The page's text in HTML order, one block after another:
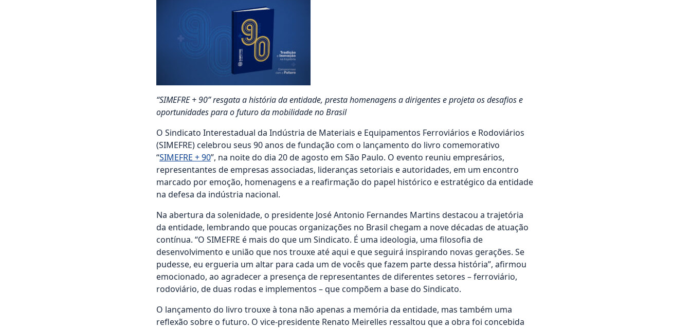
“SIMEFRE + 90” resgata a história da entidade, presta homenagens a dirigentes e projeta os desafios e
oportunidades para o futuro da mobilidade no Brasil
O Sindicato Interestadual da Indústria de Materiais e Equipamentos Ferroviários e Rodoviários
(SIMEFRE) celebrou seus 90 anos de fundação com o lançamento do livro comemorativo
“SIMEFRE + 90”, na noite do dia 20 de agosto em São Paulo. O evento reuniu empresários,
representantes de empresas associadas, lideranças setoriais e autoridades, em um encontro
marcado por emoção, homenagens e a reafirmação do papel histórico e estratégico da entidade
na defesa da indústria nacional.
Na abertura da solenidade, o presidente José Antonio Fernandes Martins destacou a trajetória
da entidade, lembrando que poucas organizações no Brasil chegam a nove décadas de atuação
contínua. “O SIMEFRE é mais do que um Sindicato. É uma ideologia, uma filosofia de
desenvolvimento e união que nos trouxe até aqui e que seguirá inspirando novas gerações. Se
pudesse, eu ergueria um altar para cada um de vocês que fazem parte dessa história”, afirmou
emocionado, ao agradecer a presença de representantes de diferentes setores – ferroviário,
rodoviário, de duas rodas e implementos – que compõem a base do Sindicato.
O lançamento do livro trouxe à tona não apenas a memória da entidade, mas também uma
reflexão sobre o futuro. O vice-presidente Renato Meirelles ressaltou que a obra foi concebida